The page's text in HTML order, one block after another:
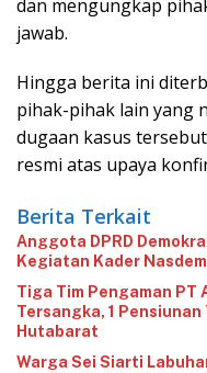
dan mengungkap
jawab.
‎Hingga berita ini
pihak-pihak lain yang
dugaan kasus
resmi atas upaya
Berita Terkait
‎Anggota DPRD
Kegiatan Kader
Tiga Tim Pengaman
Tersangka, 1 Pensiunan
Hutabarat
‎Warga Sei Siarti